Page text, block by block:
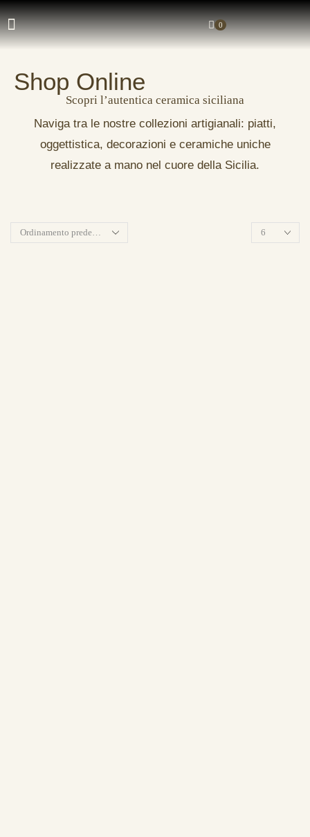
0
Shop Online
Scopri l’autentica ceramica siciliana
Naviga tra le nostre collezioni artigianali: piatti,
oggettistica, decorazioni e ceramiche uniche
realizzate a mano nel cuore della Sicilia.